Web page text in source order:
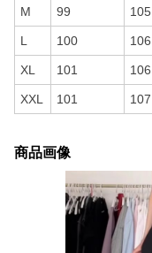
M 99 105
L 100 106
XL 101 106
XXL 101 107
商品画像